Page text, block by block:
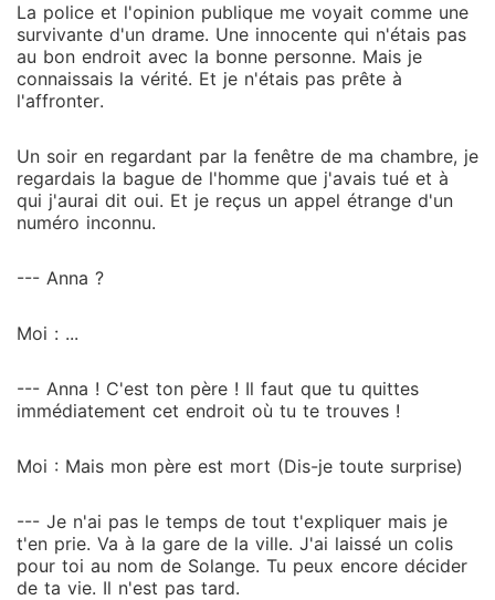
La police et l'opinion publique me voyait comme une
survivante d'un drame. Une innocente qui n'étais pas
au bon endroit avec la bonne personne. Mais je
connaissais la vérité. Et je n'étais pas prête à
l'affronter.
Un soir en regardant par la fenêtre de ma chambre, je
regardais la bague de l'homme que j'avais tué et à
qui j'aurai dit oui. Et je reçus un appel étrange d'un
numéro inconnu.
--- Anna ?
Moi : ...
--- Anna ! C'est ton père ! Il faut que tu quittes
immédiatement cet endroit où tu te trouves !
Moi : Mais mon père est mort (Dis-je toute surprise)
--- Je n'ai pas le temps de tout t'expliquer mais je
t'en prie. Va à la gare de la ville. J'ai laissé un colis
pour toi au nom de Solange. Tu peux encore décider
de ta vie. Il n'est pas tard.